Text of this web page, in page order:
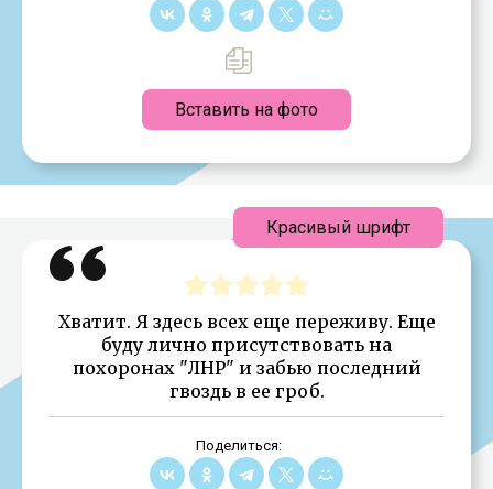
Вставить на фото
Хватит. Я здесь всех еще переживу. Еще
буду лично присутствовать на
похоронах "ЛНР" и забью последний
гвоздь в ее гроб.
Поделиться:
Красивый шрифт